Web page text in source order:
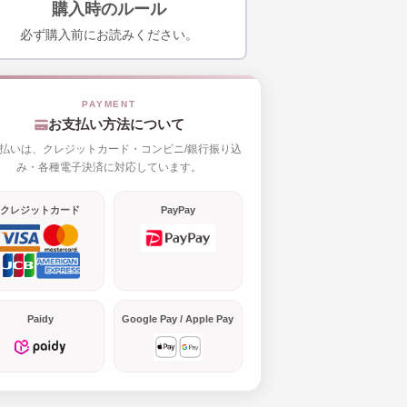
購入時のルール
必ず購入前にお読みください。
お支払い方法について
いは、クレジットカード・コンビニ/銀行振り込
み・各種電子決済に対応しています。
クレジットカード PayPay
Paidy Google Pay / Apple Pay